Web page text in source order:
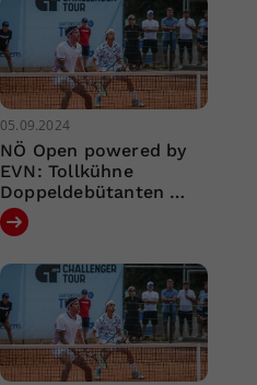
05.09.2024
NÖ Open powered by
EVN: Tollkühne
Doppeldebütanten …